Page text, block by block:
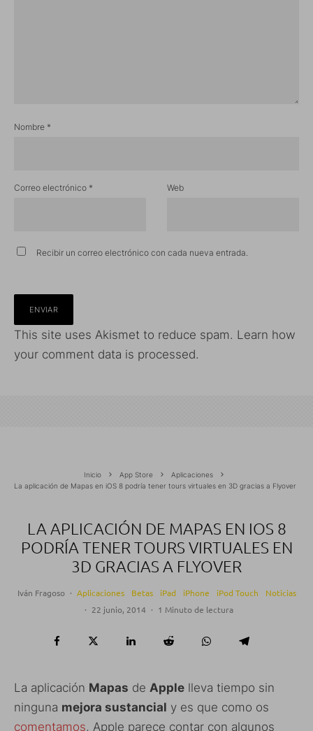
Nombre *
Correo electrónico * Web
Recibir un correo electrónico con cada nueva entrada.
This site uses Akismet to reduce spam. Learn how
your comment data is processed.
Inicio App Store
Aplicaciones
La aplicación de Mapas en iOS 8 podría tener tours virtuales en 3D gracias a Flyover
LA APLICACIÓN DE MAPAS EN IOS 8
PODRÍA TENER TOURS VIRTUALES EN
3D GRACIAS A FLYOVER
Iván Fragoso · Aplicaciones Betas iPad iPhone iPod Touch
Noticias
· 22 junio, 2014 · 1 Minuto de lectura
La aplicación Mapas de Apple lleva tiempo sin
ninguna mejora sustancial y es que como os
comentamos, Apple parece contar con algunos